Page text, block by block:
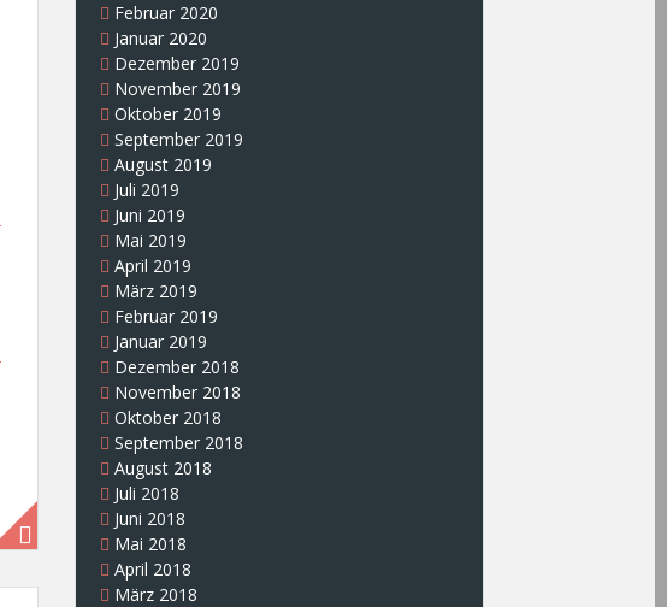
Februar 2020
Januar 2020
Dezember 2019
November 2019
Oktober 2019
September 2019
August 2019
Juli 2019
Juni 2019
Mai 2019
April 2019
März 2019
Februar 2019
Januar 2019
Dezember 2018
November 2018
Oktober 2018
September 2018
August 2018
Juli 2018
Juni 2018
Mai 2018
April 2018
März 2018